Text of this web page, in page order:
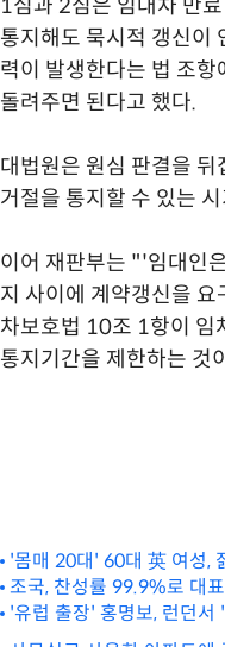
1심과 2심은 임대차 만
통지해도 묵시적 갱신이
력이 발생한다는 법 조
돌려주면 된다고 했다.
대법원은 원심 판결을
거절을 통지할 수 있는
이어 재판부는 "'임대인
지 사이에 계약갱신을
차보호법 10조 1항이 임
통지기간을 제한하는 것
'몸매 20대' 60대 英 여성,
조국, 찬성률 99.9%로 대
'유럽 출장' 홍명보, 런던서